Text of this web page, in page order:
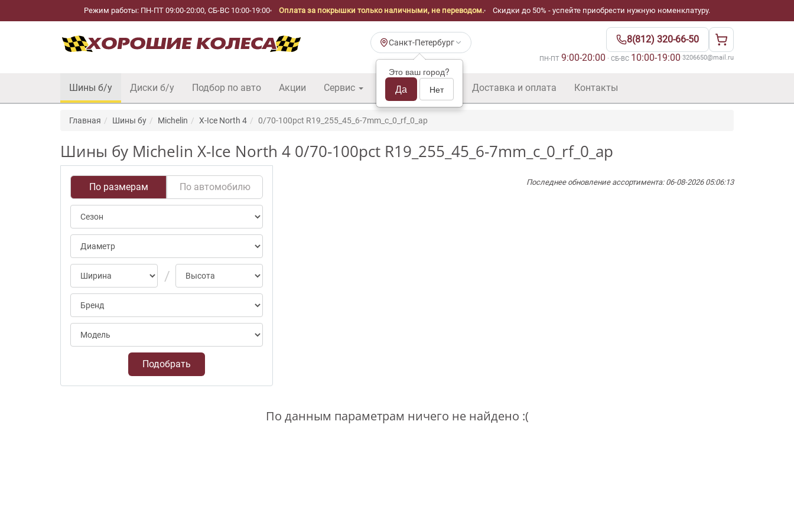
Режим работы: ПН-ПТ 09:00-20:00, СБ-ВС 10:00-19:00 Оплата за покрышки только наличными, не переводом. Скидки до 50% - успейте приобрести нужную номенклатуру.
Санкт-Петербург
Это ваш город?
Да Нет
8(812) 320-66-50
ПН-ПТ 9:00-20:00 · СБ-ВС 10:00-19:00·3206650@mail.ru
Шины б/у Диски б/у Подбор по авто Акции Сервис Шины б/у оптом Доставка и оплата Контакты
Главная Шины бу Michelin X-Ice North 4 0/70-100pct R19_255_45_6-7mm_c_0_rf_0_ap
Шины бу Michelin X-Ice North 4 0/70-100pct R19_255_45_6-7mm_c_0_rf_0_ap
По размерам По автомобилю
Подобрать
Последнее обновление ассортимента: 06-08-2026 05:06:13
По данным параметрам ничего не найдено :(